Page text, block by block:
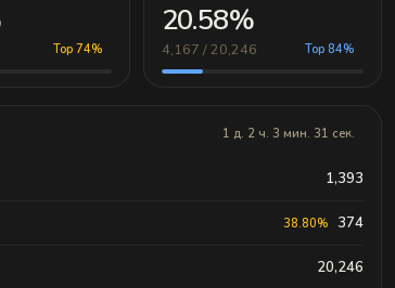
Top 74%
20.58%
4,167 / 20,246 Top 84%
1 д. 2 ч. 3 мин. 31 сек.
1,393
38.80% 374
20,246